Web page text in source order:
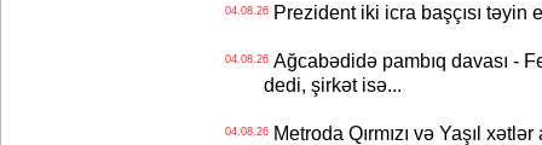
04.08.26Prezident iki icra başçısı təyin
04.08.26Ağcabədidə pambıq davası -
dedi, şirkət isə...
04.08.26Metroda Qırmızı və Yaşıl